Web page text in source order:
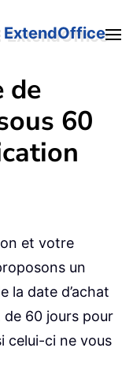
ExtendOffice
de
60
et votre
un
la date d’achat
60 jours pour
celui-ci ne vous